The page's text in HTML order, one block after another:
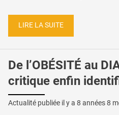
LIRE LA SUITE
De l’OBÉSITÉ au
critique enfin
Actualité publiée il y a 8 années 8